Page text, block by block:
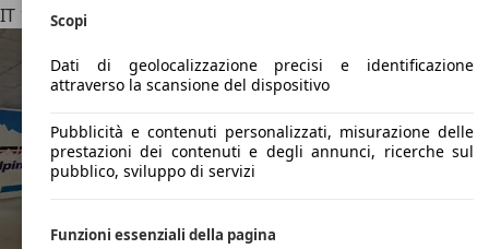
IT 12100Bernezzo - Cuneo
Scopi
Dati di geolocalizzazione precisi e identificazione
attraverso la scansione del dispositivo
Pubblicità e contenuti personalizzati, misurazione delle
prestazioni dei contenuti e degli annunci, ricerche sul
pubblico, sviluppo di servizi
Funzioni essenziali della pagina